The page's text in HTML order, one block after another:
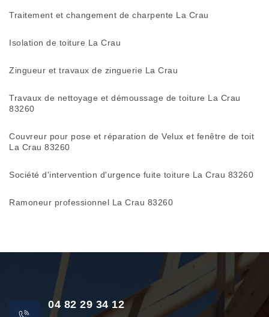
Traitement et changement de charpente La Crau
Isolation de toiture La Crau
Zingueur et travaux de zinguerie La Crau
Travaux de nettoyage et démoussage de toiture La Crau
83260
Couvreur pour pose et réparation de Velux et fenêtre de toit
La Crau 83260
Société d'intervention d'urgence fuite toiture La Crau 83260
Ramoneur professionnel La Crau 83260
04 82 29 34 12